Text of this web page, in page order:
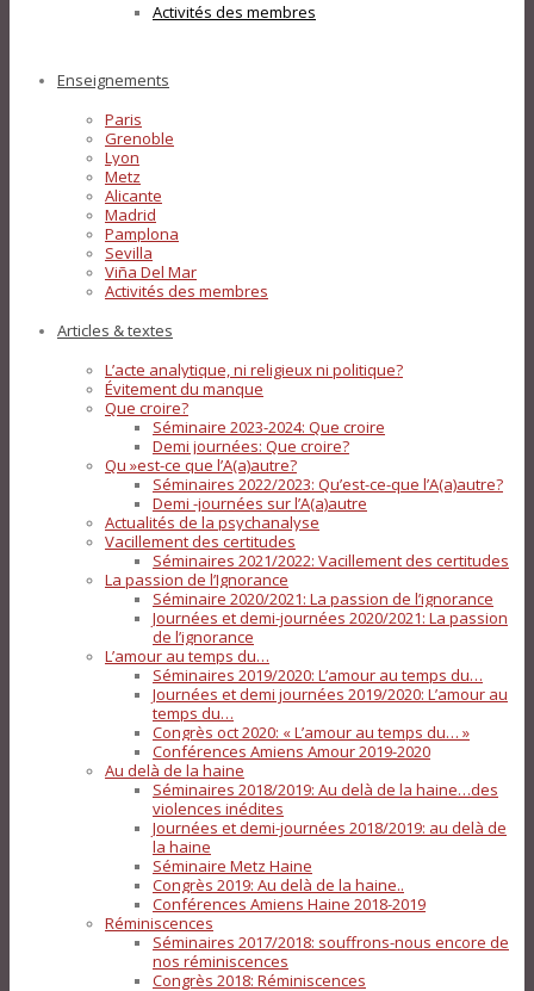
Activités des membres
Enseignements
Paris
Grenoble
Lyon
Metz
Alicante
Madrid
Pamplona
Sevilla
Viña Del Mar
Activités des membres
Articles & textes
L’acte analytique, ni religieux ni politique?
Évitement du manque
Que croire?
Séminaire 2023-2024: Que croire
Demi journées: Que croire?
Qu »est-ce que l’A(a)autre?
Séminaires 2022/2023: Qu’est-ce-que l’A(a)autre?
Demi -journées sur l’A(a)autre
Actualités de la psychanalyse
Vacillement des certitudes
Séminaires 2021/2022: Vacillement des certitudes
La passion de l’Ignorance
Séminaire 2020/2021: La passion de l’ignorance
Journées et demi-journées 2020/2021: La passion
de l’ignorance
L’amour au temps du…
Séminaires 2019/2020: L’amour au temps du…
Journées et demi journées 2019/2020: L’amour au
temps du…
Congrès oct 2020: « L’amour au temps du… »
Conférences Amiens Amour 2019-2020
Au delà de la haine
Séminaires 2018/2019: Au delà de la haine…des
violences inédites
Journées et demi-journées 2018/2019: au delà de
la haine
Séminaire Metz Haine
Congrès 2019: Au delà de la haine..
Conférences Amiens Haine 2018-2019
Réminiscences
Séminaires 2017/2018: souffrons-nous encore de
nos réminiscences
Congrès 2018: Réminiscences